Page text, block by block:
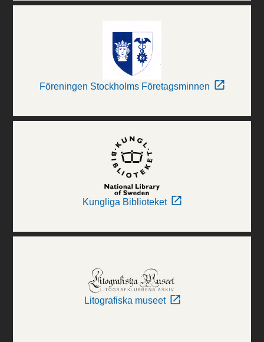
Föreningen Stockholms Företagsminnen
Kungliga Biblioteket
Litografiska museet